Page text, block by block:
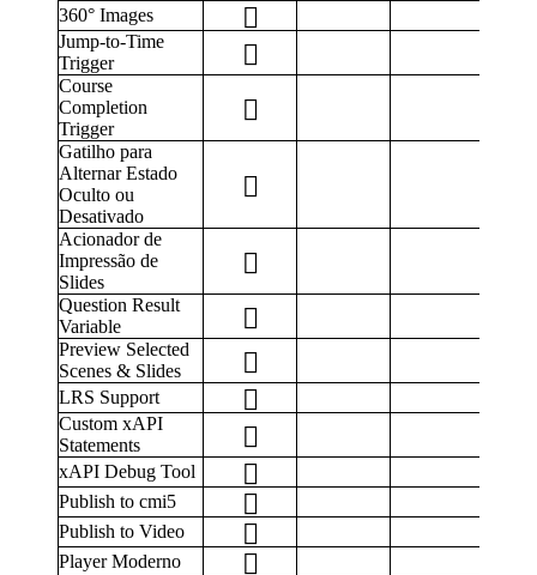
360° Images
Jump-to-Time
Trigger
Course
Completion
Trigger
Gatilho para
Alternar Estado
Oculto ou
Desativado
Acionador de
Impressão de
Slides
Question Result
Variable
Preview Selected
Scenes & Slides
LRS Support
Custom xAPI
Statements
xAPI Debug Tool
Publish to cmi5
Publish to Video
Player Moderno